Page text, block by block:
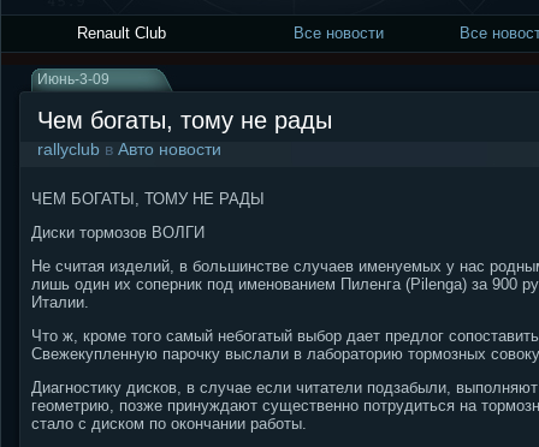
Renault Club Все новости Все
Июнь-3-09
Чем богаты, тому не рады
rallyclub в Авто новости
ЧЕМ БОГАТЫ, ТОМУ НЕ РАДЫ
Диски тормозов ВОЛГИ
Не считая изделий, в большинстве случаев именуемых у нас
лишь один их соперник под именованием Пиленга (Pilenga) за 900
Италии.
Что ж, кроме того самый небогатый выбор дает предлог
Свежекупленную парочку выслали в лабораторию тормозных
Диагностику дисков, в случае если читатели подзабыли,
геометрию, позже принуждают существенно потрудиться на
стало с диском по окончании работы.